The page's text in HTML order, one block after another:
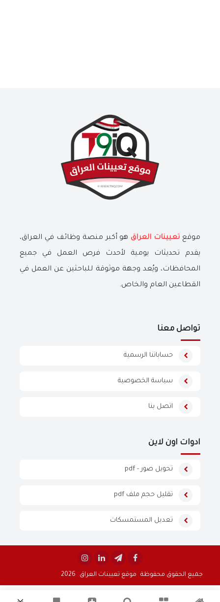
موقع تعيينات العراق هو أكبر منصة وظائف في العراق،
يقدم تحديثات يومية لأحدث فرص العمل في جميع
المحافظات، ويُعد وجهة موثوقة للباحثين عن العمل في
القطاعين العام والخاص.
تواصل معنا
حساباتنا الرسمية
سياسة الخصوصية
اتصل بنا
ادوات اون لاين
تحويل صور - pdf
تقليل حجم ملف pdf
تعديل المستمسكات


جميع الحقوق محفوظة موقع تعيينات العراق 2026